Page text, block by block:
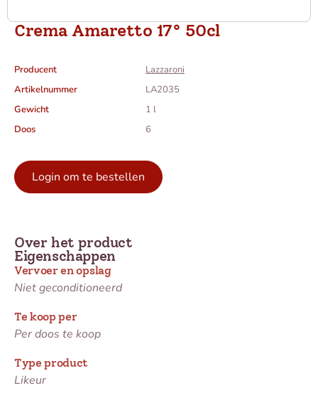
Crema Amaretto 17° 50cl
Producent
Lazzaroni
Artikelnummer
LA2035
Gewicht
1 l
Doos
6
Login om te bestellen
Eigenschappen
Vervoer en opslag
Niet geconditioneerd
Te koop per
Per doos te koop
Type product
Likeur
Over het product